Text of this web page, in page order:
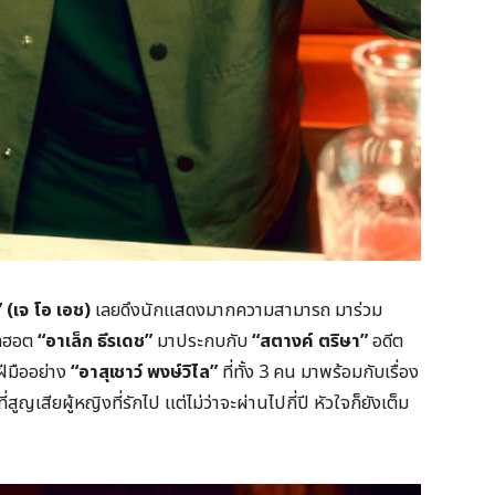
(เจ โอ เอช) เลยดึงนักแสดงมากความสามารถ มาร่วม
อต“อาเล็ก ธีรเดช” มาประกบกับ“สตางค์ ตริษา”อดีต
ออย่าง“อาสุเชาว์ พงษ์วิไล” ที่ทั้ง 3 คน มาพร้อมกับเรื่อง
ญเสียผู้หญิงที่รักไป แต่ไม่ว่าจะผ่านไปกี่ปี หัวใจก็ยังเต็ม